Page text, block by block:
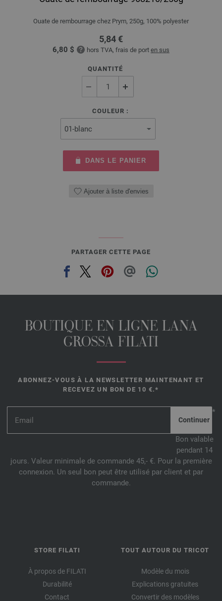
Ouate de rembourrage chez Prym, 250g, 100% polyester
5,84 €
6,80 $ hors TVA, frais de port en sus
QUANTITÉ
COULEUR :
DANS LE PANIER
Ajouter à liste d'envies
PARTAGER CETTE PAGE
BOUTIQUE EN LIGNE LANA
GROSSA FILATI
ABONNEZ-VOUS À LA NEWSLETTER MAINTENANT ET
RECEVEZ UN BON DE 10 €.*
*
Bon valable
pendant 14
jours. Valeur minimale de commande 45,- €. Pour la première
connexion. Un seul bon peut être utilisé par client et par
commande.
STORE FILATI
À propos de FILATI
Durabilité
Contact
TOUT AUTOUR DU TRICOT
Modèle du mois
Explications gratuites
Convertir des modèles